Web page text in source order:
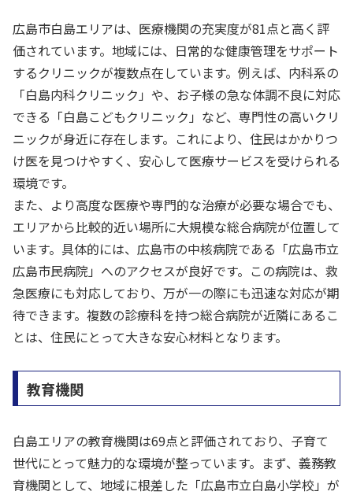
広島市白島エリアは、医療機関の充実度が81点と高く評
価されています。地域には、日常的な健康管理をサポート
するクリニックが複数点在しています。例えば、内科系の
「白島内科クリニック」や、お子様の急な体調不良に対応
できる「白島こどもクリニック」など、専門性の高いクリ
ニックが身近に存在します。これにより、住民はかかりつ
け医を見つけやすく、安心して医療サービスを受けられる
環境です。
また、より高度な医療や専門的な治療が必要な場合でも、
エリアから比較的近い場所に大規模な総合病院が位置して
います。具体的には、広島市の中核病院である「広島市立
広島市民病院」へのアクセスが良好です。この病院は、救
急医療にも対応しており、万が一の際にも迅速な対応が期
待できます。複数の診療科を持つ総合病院が近隣にあるこ
とは、住民にとって大きな安心材料となります。
教育機関
白島エリアの教育機関は69点と評価されており、子育て
世代にとって魅力的な環境が整っています。まず、義務教
育機関として、地域に根差した「広島市立白島小学校」が